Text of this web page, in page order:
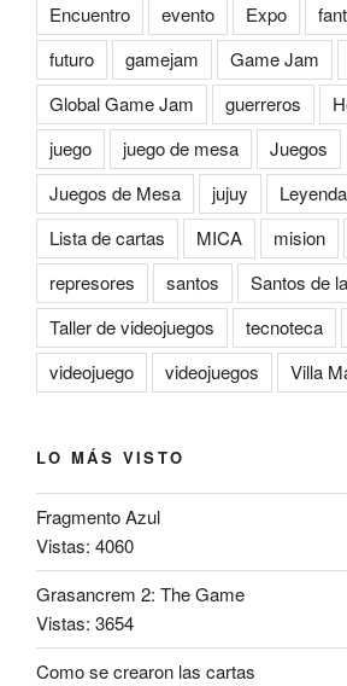
Encuentro
evento Expo
futuro
gamejam Game Jam
Global Game Jam
guerreros
juego
juego de mesa
Juegos
Juegos de Mesa
jujuy Leyenda
Lista de cartas
MICA mision
represores
santos
Santos de
Taller de videojuegos
tecnoteca
videojuego
videojuegos Villa
LO MÁS VISTO
Fragmento Azul
Vistas: 4060
Grasancrem 2: The Game
Vistas: 3654
Como se crearon las cartas